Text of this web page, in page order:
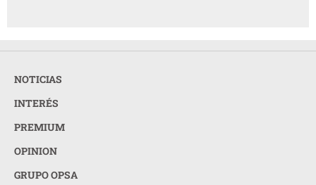
NOTICIAS
INTERÉS
PREMIUM
OPINION
GRUPO OPSA